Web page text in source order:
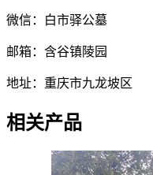
微信：白市驿公墓
邮箱：含谷镇陵园
地址：重庆市九龙坡区
相关产品